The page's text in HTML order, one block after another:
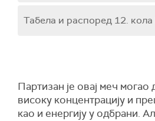
Табела и распоред 12.
Партизан је овај меч могао
високу концентрацију и
као и енергију у одбрани.